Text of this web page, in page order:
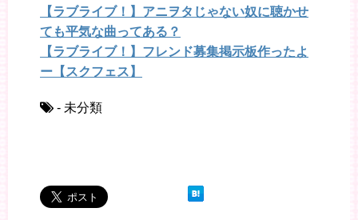
【ラブライブ！】アニヲタじゃない奴に聴かせ
ても平気な曲ってある？
【ラブライブ！】フレンド募集掲示板作ったよ
ー【スクフェス】
- 未分類